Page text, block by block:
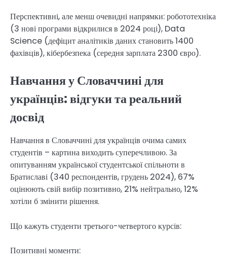
Перспективні, але менш очевидні напрямки: робототехніка
(3 нові програми відкрилися в 2024 році), Data
Science (дефіцит аналітиків даних становить 1400
фахівців), кібербезпека (середня зарплата 2300 євро).
Навчання у Словаччині для
українців: відгуки та реальний
досвід
Навчання в Словаччині для українців очима самих
студентів – картина виходить суперечливою. За
опитуванням української студентської спільноти в
Братиславі (340 респондентів, грудень 2024), 67%
оцінюють свій вибір позитивно, 21% нейтрально, 12%
хотіли б змінити рішення.
Що кажуть студенти третього-четвертого курсів:
Позитивні моменти: